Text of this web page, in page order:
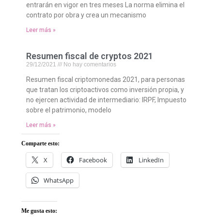
entrarán en vigor en tres meses La norma elimina el
contrato por obra y crea un mecanismo
Leer más »
Resumen fiscal de cryptos 2021
29/12/2021 No hay comentarios
Resumen fiscal criptomonedas 2021, para personas
que tratan los criptoactivos como inversión propia, y
no ejercen actividad de intermediario: IRPF, Impuesto
sobre el patrimonio, modelo
Leer más »
Comparte esto:
X Facebook LinkedIn
WhatsApp
Me gusta esto: